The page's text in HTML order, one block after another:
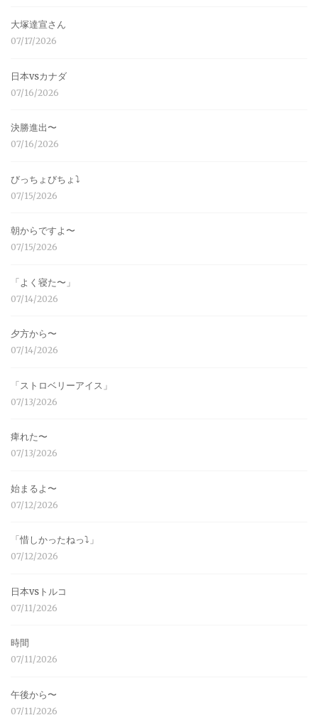
大塚達宣さん
07/17/2026
日本vsカナダ
07/16/2026
決勝進出〜
07/16/2026
びっちょびちょ⤵︎
07/15/2026
朝からですよ〜
07/15/2026
「よく寝た〜」
07/14/2026
夕方から〜
07/14/2026
「ストロベリーアイス」
07/13/2026
痺れた〜
07/13/2026
始まるよ〜
07/12/2026
「惜しかったねっ⤵︎」
07/12/2026
日本vsトルコ
07/11/2026
時間
07/11/2026
午後から〜
07/11/2026